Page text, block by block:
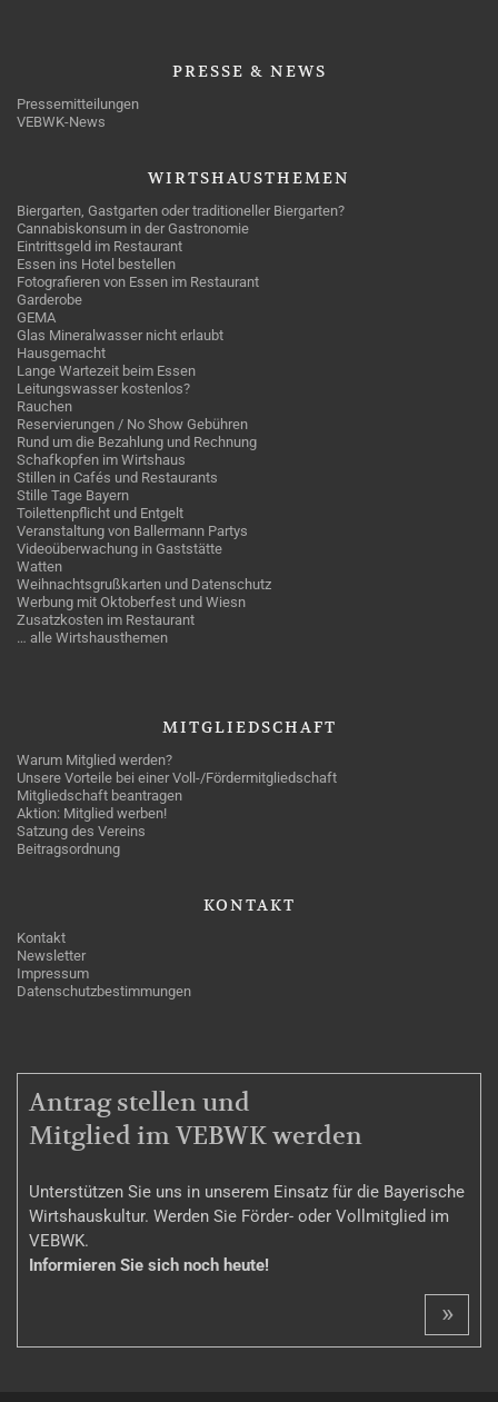
PRESSE & NEWS
Pressemitteilungen
VEBWK-News
WIRTSHAUSTHEMEN
Biergarten, Gastgarten oder traditioneller Biergarten?
Cannabiskonsum in der Gastronomie
Eintrittsgeld im Restaurant
Essen ins Hotel bestellen
Fotografieren von Essen im Restaurant
Garderobe
GEMA
Glas Mineralwasser nicht erlaubt
Hausgemacht
Lange Wartezeit beim Essen
Leitungswasser kostenlos?
Rauchen
Reservierungen / No Show Gebühren
Rund um die Bezahlung und Rechnung
Schafkopfen im Wirtshaus
Stillen in Cafés und Restaurants
Stille Tage Bayern
Toilettenpflicht und Entgelt
Veranstaltung von Ballermann Partys
Videoüberwachung in Gaststätte
Watten
Weihnachtsgrußkarten und Datenschutz
Werbung mit Oktoberfest und Wiesn
Zusatzkosten im Restaurant
… alle Wirtshausthemen
MITGLIEDSCHAFT
Warum Mitglied werden?
Unsere Vorteile bei einer Voll-/Fördermitgliedschaft
Mitgliedschaft beantragen
Aktion: Mitglied werben!
Satzung des Vereins
Beitragsordnung
KONTAKT
Kontakt
Newsletter
Impressum
Datenschutzbestimmungen
MITGLIEDSCHAFT
Antrag stellen und
Mitglied im VEBWK werden
Unterstützen Sie uns in unserem Einsatz für die Bayerische
Wirtshauskultur. Werden Sie Förder- oder Vollmitglied im
VEBWK.
Informieren Sie sich noch heute!
»